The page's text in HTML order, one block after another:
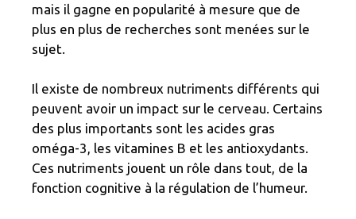
mais il gagne en popularité à mesure que de
plus en plus de recherches sont menées sur le
sujet.
Il existe de nombreux nutriments différents qui
peuvent avoir un impact sur le cerveau. Certains
des plus importants sont les acides gras
oméga-3, les vitamines B et les antioxydants.
Ces nutriments jouent un rôle dans tout, de la
fonction cognitive à la régulation de l’humeur.